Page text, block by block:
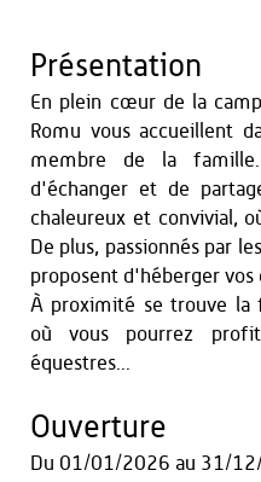
Présentation
En plein cœur de la
Romu vous accueillent
membre de la
d'échanger et de
chaleureux et convivial,
De plus, passionnés par
proposent d'héberger vos
À proximité se trouve la
où vous pourrez
équestres...
Ouverture
Du 01/01/2026 au 31/